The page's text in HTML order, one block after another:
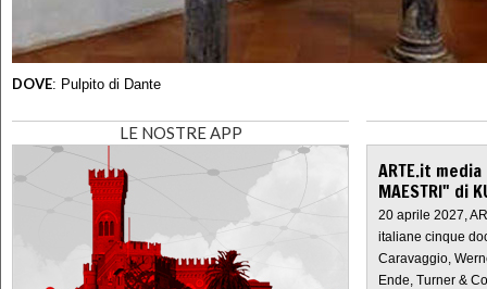
DOVE: Pulpito di Dante
LE NOSTRE APP
ARTE.it
MAESTRI" di
20 aprile 2027,
italiane cinque
Caravaggio,
Ende, Turner &